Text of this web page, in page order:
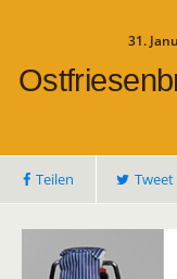
31.
Teilen Tweet